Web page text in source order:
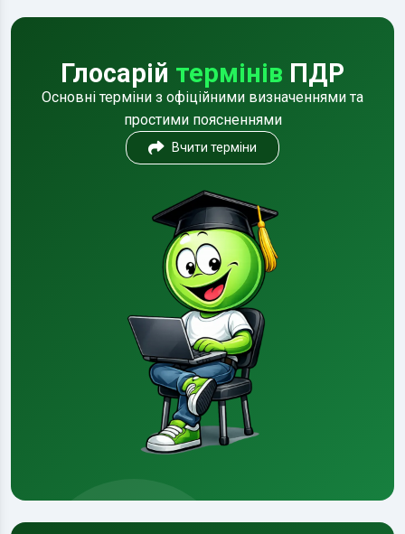
Глосарій термінів ПДР
Основні терміни з офіційними визначеннями та
простими поясненнями
Вчити терміни